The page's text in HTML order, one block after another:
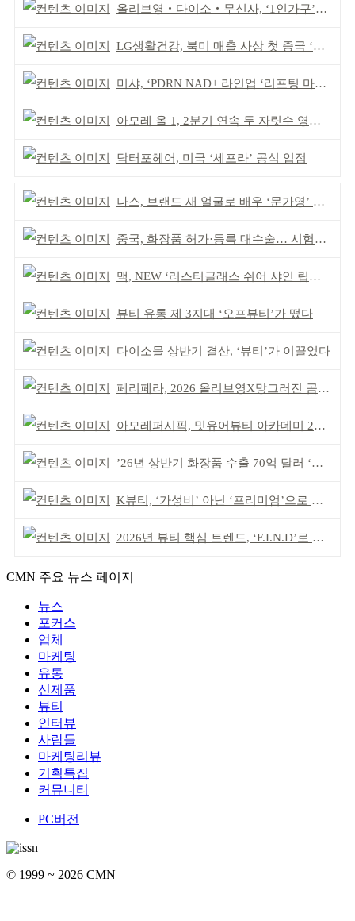
올리브영‧다이소‧무신사, ‘1인가구’가 이끈다
LG생활건강, 북미 매출 사상 첫 중국 ‘추월’
미샤, ‘PDRN NAD+ 라인업 ‘리프팅 마스크’ 출시
아모레 올 1, 2분기 연속 두 자릿수 영업이익률 기록
닥터포헤어, 미국 ‘세포라’ 공식 입점
나스, 브랜드 새 얼굴로 배우 ‘문가영’ 발탁
중국, 화장품 허가·등록 대수술… 시험자료 공용 허용
맥, NEW ‘러스터글래스 쉬어 샤인 립스틱’ 출시
뷰티 유통 제 3지대 ‘오프뷰티’가 떴다
다이소몰 상반기 결산, ‘뷰티’가 이끌었다
페리페라, 2026 올리브영X망그러진 곰 콜라보
아모레퍼시픽, 밋유어뷰티 아카데미 2기 발대식
’26년 상반기 화장품 수출 70억 달러 ‘역대 최고’
K뷰티, ‘가성비’ 아닌 ‘프리미엄’으로 승부걸어야
2026년 뷰티 핵심 트렌드, ‘F.I.N.D’로 읽는다
CMN 주요 뉴스 페이지
뉴스
포커스
업체
마케팅
유통
신제품
뷰티
인터뷰
사람들
마케팅리뷰
기획특집
커뮤니티
PC버전
© 1999 ~ 2026 CMN